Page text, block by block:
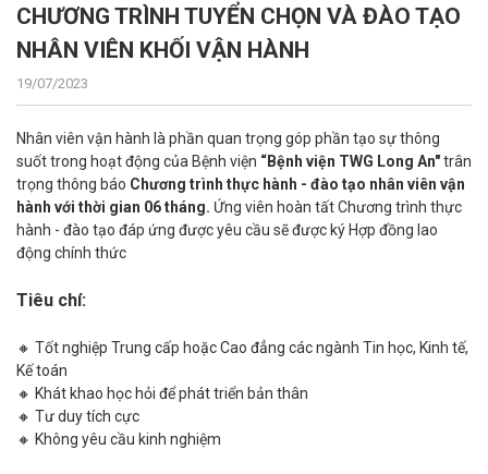
CHƯƠNG TRÌNH TUYỂN CHỌN VÀ ĐÀO TẠO
NHÂN VIÊN KHỐI VẬN HÀNH
19/07/2023
Nhân viên vận hành là phần quan trọng góp phần tạo sự thông
suốt trong hoạt động của Bệnh viện “Bệnh viện TWG Long An"trân
trọng thông báo Chương trình thực hành - đào tạo nhân viên vận
hành với thời gian 06 tháng. Ứng viên hoàn tất Chương trình thực
hành - đào tạo đáp ứng được yêu cầu sẽ được ký Hợp đồng lao
động chính thức
Tiêu chí:
🔸 Tốt nghiệp Trung cấp hoặc Cao đẳng các ngành Tin học, Kinh tế,
Kế toán
🔸 Khát khao học hỏi để phát triển bản thân
🔸 Tư duy tích cực
🔸 Không yêu cầu kinh nghiệm